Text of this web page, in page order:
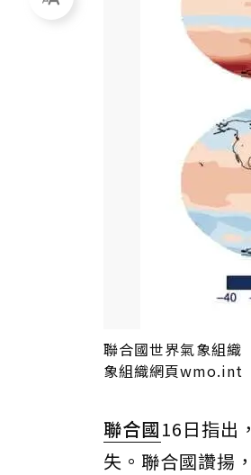
聯合國世界氣象組織
象組織網頁wmo.int
聯合國16日指出
失。聯合國讚揚